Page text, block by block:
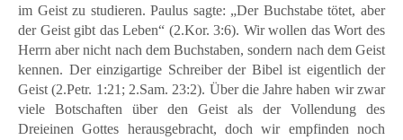
im Geist zu studieren. Paulus sagte: „Der Buchstabe tötet, aber
der Geist gibt das Leben“ (2.Kor. 3:6). Wir wollen das Wort des
Herrn aber nicht nach dem Buchstaben, sondern nach dem Geist
kennen. Der einzigartige Schreiber der Bibel ist eigentlich der
Geist (2.Petr. 1:21; 2.Sam. 23:2). Über die Jahre haben wir zwar
viele Botschaften über den Geist als der Vollendung des
Dreieinen Gottes herausgebracht, doch wir empfinden noch